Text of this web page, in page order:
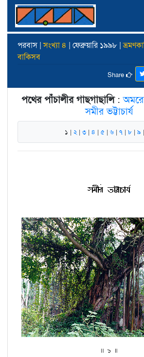
পরবাস |সংখ্যা ৪ | ফেব্রুয়ারি ১৯৯৮ |
বাকিসব
Share
পথের পাঁচালীর গাছগাছালি:
সমীর ভট্টাচার্য
১ | ২ | ৩| ৪ | ৫ | ৬| ৭| ৮| ৯ |